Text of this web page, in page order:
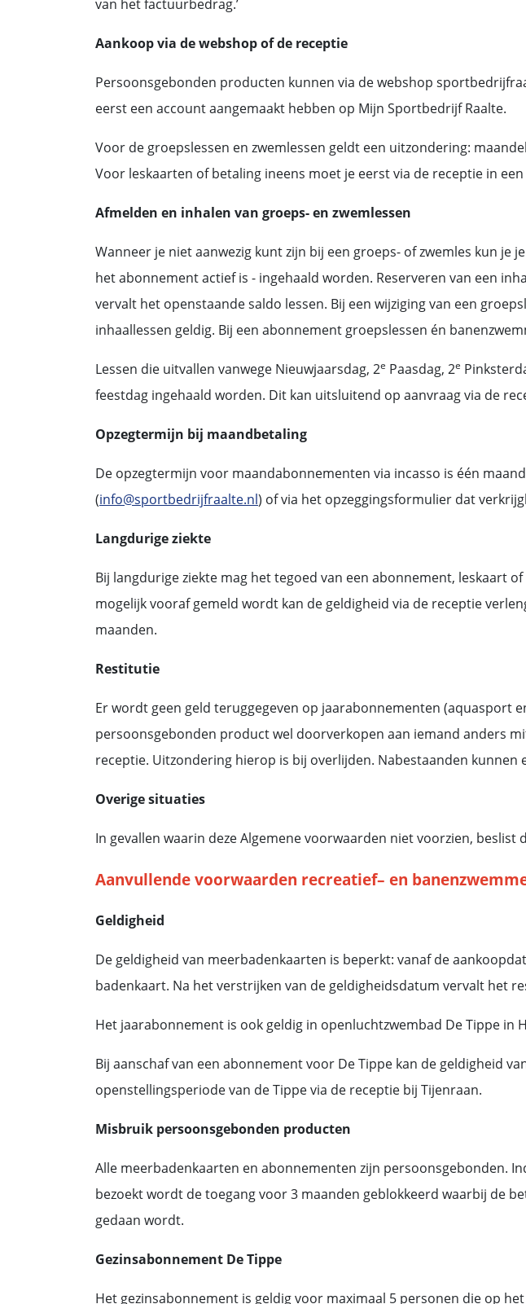
Aankoop via de webshop of de receptie
Persoonsgebonden producten kunnen via de webshop
eerst een account aangemaakt hebben op Mijn Sportbedrijf Raalte.
Voor de groepslessen en zwemlessen geldt een uitzondering:
Voor leskaarten of betaling ineens moet je eerst via de receptie in
Afmelden en inhalen van groeps- en zwemlessen
Wanneer je niet aanwezig kunt zijn bij een groeps- of zwemles kun je
het abonnement actief is - ingehaald worden. Reserveren van een
vervalt het openstaande saldo lessen. Bij een wijziging van een
inhaallessen geldig. Bij een abonnement groepslessen én
Lessen die uitvallen vanwege Nieuwjaarsdag, 2e Paasdag, 2e
feestdag ingehaald worden. Dit kan uitsluitend op aanvraag via de
Opzegtermijn bij maandbetaling
De opzegtermijn voor maandabonnementen via incasso is één
(info@sportbedrijfraalte.nl) of via het opzeggingsformulier dat
Langdurige ziekte
Bij langdurige ziekte mag het tegoed van een abonnement, leskaart
mogelijk vooraf gemeld wordt kan de geldigheid via de receptie
maanden.
Restitutie
Er wordt geen geld teruggegeven op jaarabonnementen (aquasport
persoonsgebonden product wel doorverkopen aan iemand anders
receptie. Uitzondering hierop is bij overlijden. Nabestaanden
Overige situaties
In gevallen waarin deze Algemene voorwaarden niet voorzien,
Aanvullende voorwaarden recreatief– en
Geldigheid
De geldigheid van meerbadenkaarten is beperkt: vanaf de
badenkaart. Na het verstrijken van de geldigheidsdatum vervalt het
Het jaarabonnement is ook geldig in openluchtzwembad De Tippe in
Bij aanschaf van een abonnement voor De Tippe kan de geldigheid
openstellingsperiode van de Tippe via de receptie bij Tijenraan.
Misbruik persoonsgebonden producten
Alle meerbadenkaarten en abonnementen zijn persoonsgebonden.
bezoekt wordt de toegang voor 3 maanden geblokkeerd waarbij de
gedaan wordt.
Gezinsabonnement De Tippe
Het gezinsabonnement is geldig voor maximaal 5 personen die op